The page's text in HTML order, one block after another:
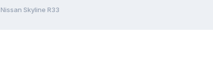
Nissan Skyline R33